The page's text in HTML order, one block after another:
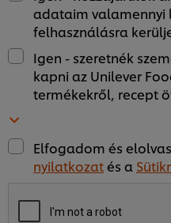
adataim valamennyi
felhasználásra
Igen - szeretnék
kapni az Unilever
termékekről, recept
Elfogadom és
nyilatkozatés a